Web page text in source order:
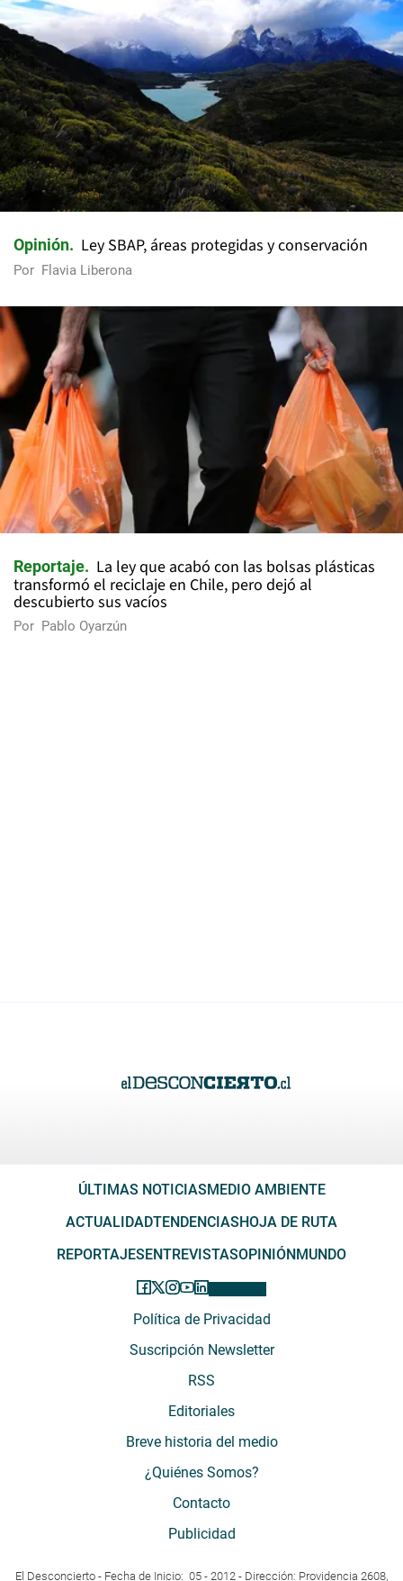
Opinión Ley SBAP, áreas protegidas y conservación
Por Flavia Liberona
Reportaje
La ley que acabó con las bolsas plásticas
transformó el reciclaje en Chile, pero dejó al
descubierto sus vacíos
Por Pablo Oyarzún
ÚLTIMAS NOTICIASMEDIO AMBIENTE
ACTUALIDADTENDENCIASHOJA DE RUTA
REPORTAJESENTREVISTASOPINIÓNMUNDO
Política de Privacidad
Suscripción Newsletter
RSS
Editoriales
Breve historia del medio
¿Quiénes Somos?
Contacto
Publicidad
El Desconcierto - Fecha de Inicio: 05 - 2012 - Dirección: Providencia 2608,